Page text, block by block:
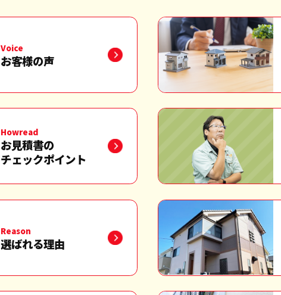
Voice
お客様の声
Howread
お見積書の
チェックポイント
Reason
選ばれる理由